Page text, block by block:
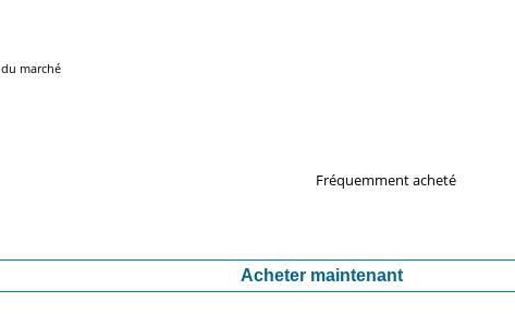
marché
Fréquemment acheté
Acheter maintenant